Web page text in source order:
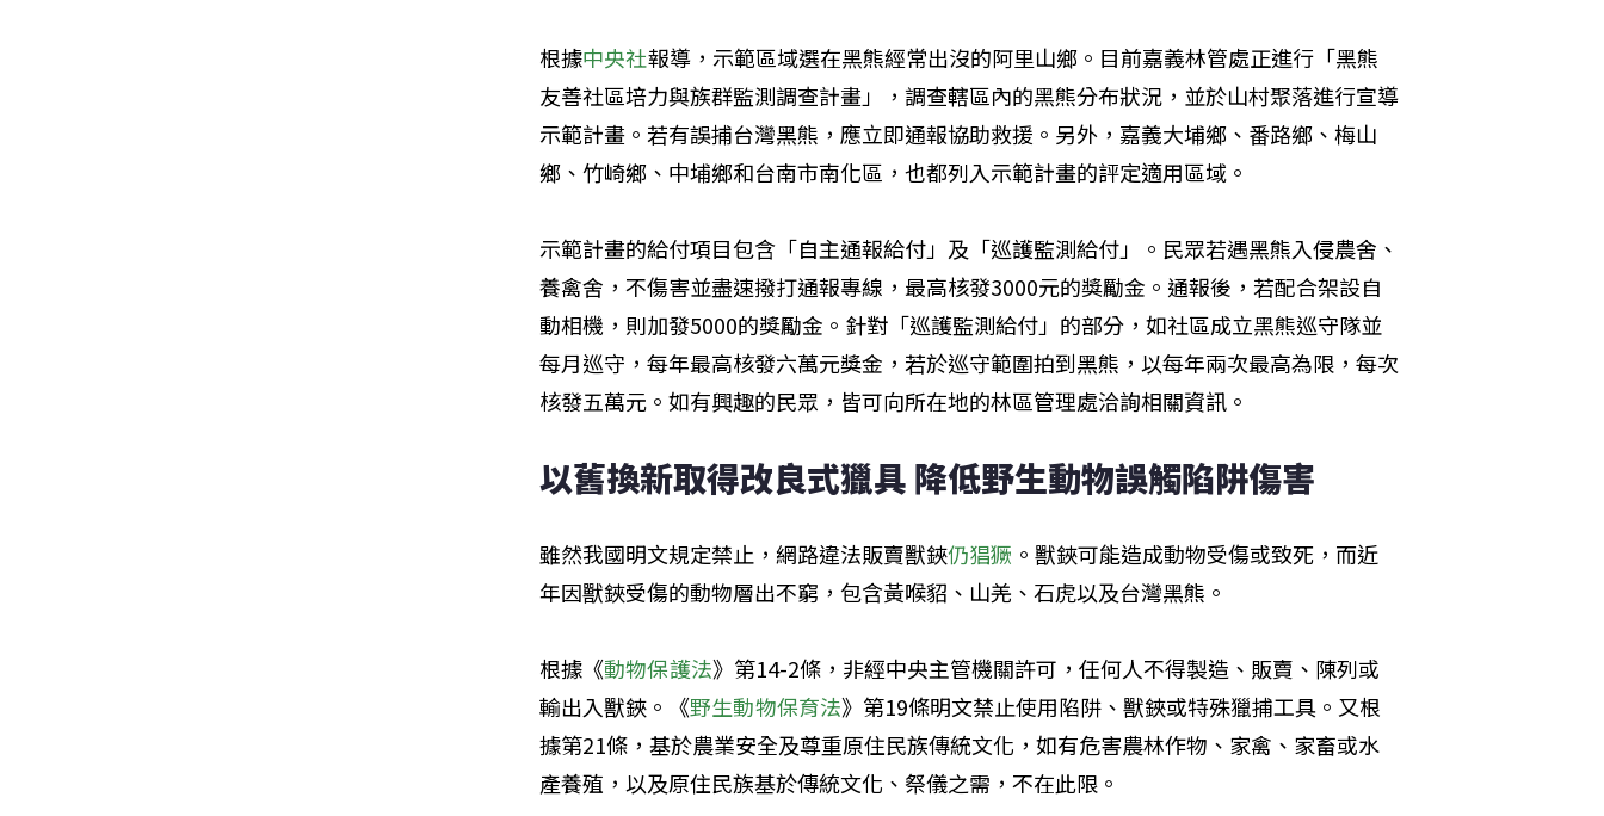
根據中央社報導，示範區域選在黑熊經常出沒的阿里山鄉。目前嘉義林管處正進行「黑熊
友善社區培力與族群監測調查計畫」，調查轄區內的黑熊分布狀況，並於山村聚落進行宣導
示範計畫。若有誤捕台灣黑熊，應立即通報協助救援。另外，嘉義大埔鄉、番路鄉、梅山
鄉、竹崎鄉、中埔鄉和台南市南化區，也都列入示範計畫的評定適用區域。
示範計畫的給付項目包含「自主通報給付」及「巡護監測給付」。民眾若遇黑熊入侵農舍、
養禽舍，不傷害並盡速撥打通報專線，最高核發3000元的獎勵金。通報後，若配合架設自
動相機，則加發5000的獎勵金。針對「巡護監測給付」的部分，如社區成立黑熊巡守隊並
每月巡守，每年最高核發六萬元獎金，若於巡守範圍拍到黑熊，以每年兩次最高為限，每次
核發五萬元。如有興趣的民眾，皆可向所在地的林區管理處洽詢相關資訊。
以舊換新取得改良式獵具 降低野生動物誤觸陷阱傷害
雖然我國明文規定禁止，網路違法販賣獸鋏仍猖獗 。獸鋏可能造成動物受傷或致死，而近
年因獸鋏受傷的動物層出不窮，包含黃喉貂、山羌、石虎以及台灣黑熊。
根據《動物保護法》第14-2條，非經中央主管機關許可，任何人不得製造、販賣、陳列或
輸出入獸鋏。《野生動物保育法》第19條明文禁止使用陷阱、獸鋏或特殊獵捕工具。又根
據第21條，基於農業安全及尊重原住民族傳統文化，如有危害農林作物、家禽、家畜或水
產養殖，以及原住民族基於傳統文化、祭儀之需，不在此限。